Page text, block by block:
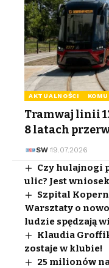
AKTUALNOŚCI
Tramwaj linii
8 latach
SW 19.07.2026
Czy hulajnogi
ulic? Jest
Szpital
Warsztaty o
ludzie spędzają
Klaudia
zostaje w klubie!
25 milionów